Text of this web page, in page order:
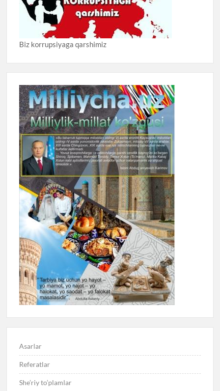
Biz korrupsiyaga qarshimiz
Asarlar
Referatlar
She’riy to’plamlar